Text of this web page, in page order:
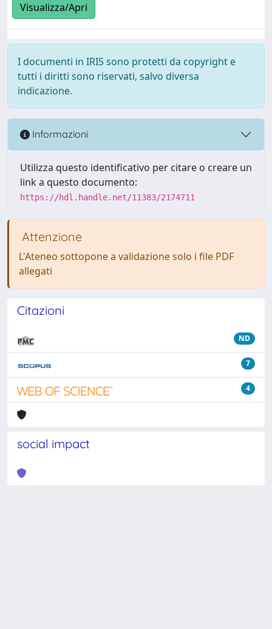
Visualizza/Apri
I documenti in IRIS sono protetti da copyright e
tutti i diritti sono riservati, salvo diversa
indicazione.
Informazioni
Utilizza questo identificativo per citare o creare un
link a questo documento:
https://hdl.handle.net/11383/2174711
Attenzione
L'Ateneo sottopone a validazione solo i file PDF
allegati
Citazioni
ND
7
4
social impact